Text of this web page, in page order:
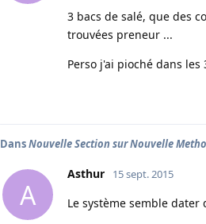
3 bacs de salé, que des
trouvées preneur ...
Perso j'ai pioché dans
DansNouvelle Section sur Nouvelle
A
Asthur 15 sept. 2015
Le système semble dater